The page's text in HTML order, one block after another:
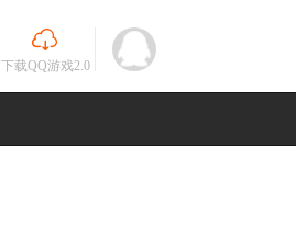
下载QQ游戏2.0